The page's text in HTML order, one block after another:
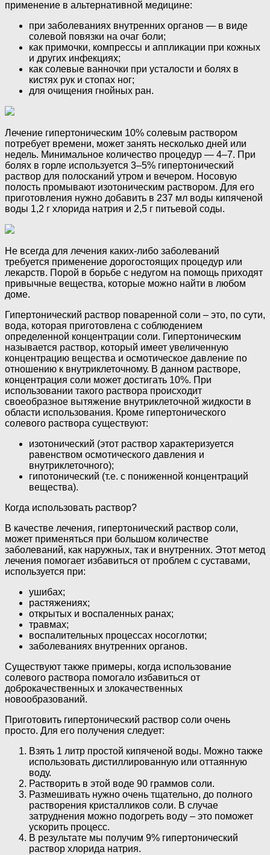
применение в альтернативной медицине:
при заболеваниях внутренних органов — в виде
солевой повязки на очаг боли;
как примочки, компрессы и аппликации при кожных
и других инфекциях;
как солевые ванночки при усталости и болях в
кистях рук и стопах ног;
для очищения гнойных ран.
Лечение гипертоническим 10% солевым раствором
потребует времени, может занять несколько дней или
недель. Минимальное количество процедур — 4–7. При
болях в горле используется 3–5% гипертонический
раствор для полосканий утром и вечером. Носовую
полость промывают изотоническим раствором. Для его
приготовления нужно добавить в 237 мл воды кипяченой
воды 1,2 г хлорида натрия и 2,5 г питьевой соды.
Не всегда для лечения каких-либо заболеваний
требуется применение дорогостоящих процедур или
лекарств. Порой в борьбе с недугом на помощь приходят
привычные вещества, которые можно найти в любом
доме.
Гипертонический раствор поваренной соли – это, по сути,
вода, которая приготовлена с соблюдением
определенной концентрации соли. Гипертоническим
называется раствор, который имеет увеличенную
концентрацию вещества и осмотическое давление по
отношению к внутриклеточному. В данном растворе,
концентрация соли может достигать 10%. При
использовании такого раствора происходит
своеобразное вытяжение внутриклеточной жидкости в
области использования. Кроме гипертонического
солевого раствора существуют:
изотонический (этот раствор характеризуется
равенством осмотического давления и
внутриклеточного);
гипотонический (т.е. с пониженной концентраций
вещества).
Когда использовать раствор?
В качестве лечения, гипертонический раствор соли,
может применяться при большом количестве
заболеваний, как наружных, так и внутренних. Этот метод
лечения помогает избавиться от проблем с суставами,
используется при:
ушибах;
растяжениях;
открытых и воспаленных ранах;
травмах;
воспалительных процессах носоглотки;
заболеваниях внутренних органов.
Существуют также примеры, когда использование
солевого раствора помогало избавиться от
доброкачественных и злокачественных
новообразований.
Приготовить гипертонический раствор соли очень
просто. Для его получения следует:
Взять 1 литр простой кипяченой воды. Можно также
использовать дистиллированную или оттаянную
воду.
Растворить в этой воде 90 граммов соли.
Размешивать нужно очень тщательно, до полного
растворения кристалликов соли. В случае
затруднения можно подогреть воду – это поможет
ускорить процесс.
В результате мы получим 9% гипертонический
раствор хлорида натрия.